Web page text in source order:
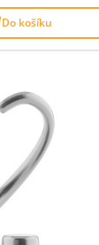
Do košíku